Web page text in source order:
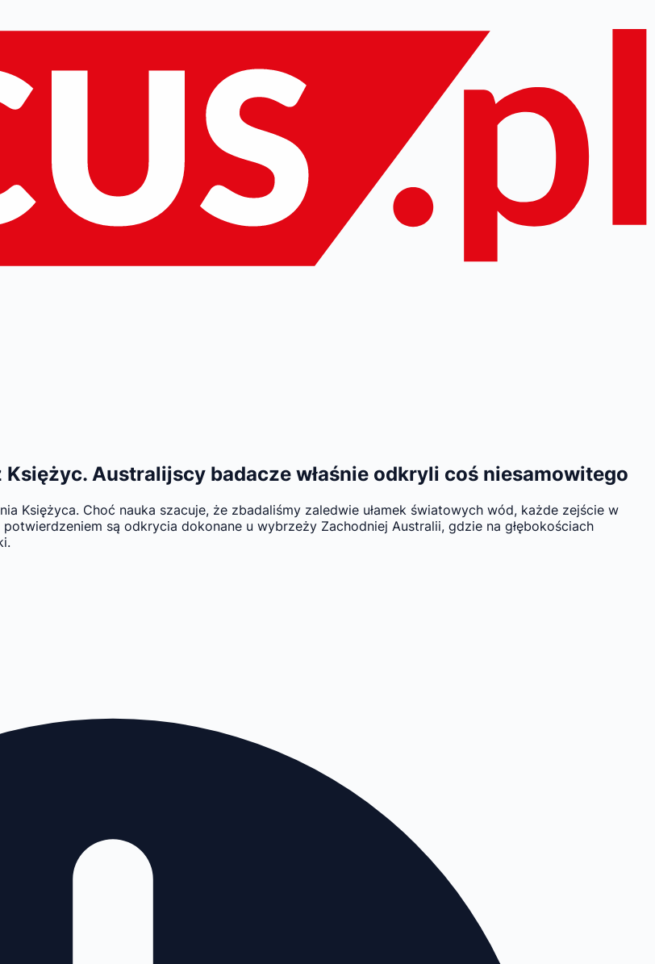
Australijscy badacze właśnie odkryli coś niesamowitego
Księżyca. Choć nauka szacuje, że zbadaliśmy zaledwie ułamek światowych wód, każde zejście w
są odkrycia dokonane u wybrzeży Zachodniej Australii, gdzie na głębokościach